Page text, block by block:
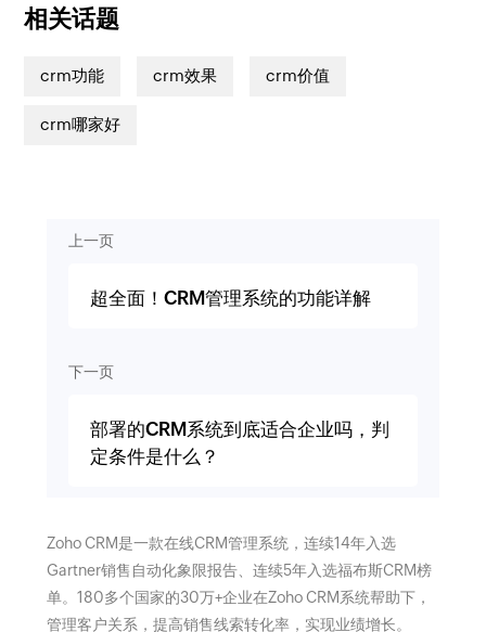
相关话题
crm功能 crm效果 crm价值
crm哪家好
上一页
超全面！CRM管理系统的功能详解
下一页
部署的CRM系统到底适合企业吗，判
定条件是什么？
Zoho CRM是一款在线CRM管理系统，连续14年入选
Gartner销售自动化象限报告、连续5年入选福布斯CRM榜
单。180多个国家的30万+企业在Zoho CRM系统帮助下，
管理客户关系，提高销售线索转化率，实现业绩增长。